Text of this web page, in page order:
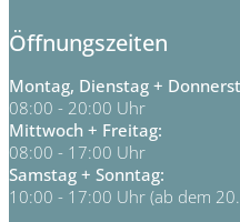
Öffnungszeiten
Montag, Dienstag +
08:00 - 20:00 Uhr
Mittwoch + Freitag:
08:00 - 17:00 Uhr
Samstag + Sonntag:
10:00 - 17:00 Uhr (ab dem